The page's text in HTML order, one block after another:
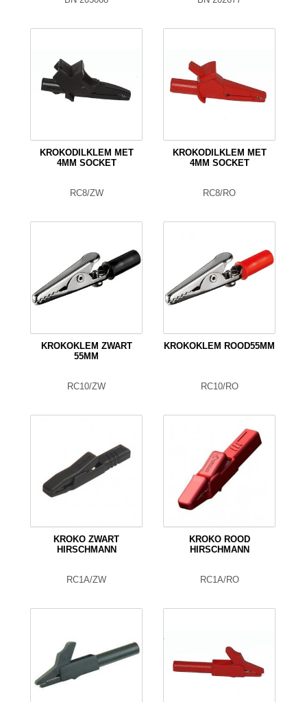
KROKODILKLEM MET
4MM SOCKET
RC8/ZW
KROKODILKLEM MET
4MM SOCKET
RC8/RO
KROKOKLEM ZWART
55MM
RC10/ZW
KROKOKLEM ROOD55MM
RC10/RO
KROKO ZWART
HIRSCHMANN
RC1A/ZW
KROKO ROOD
HIRSCHMANN
RC1A/RO